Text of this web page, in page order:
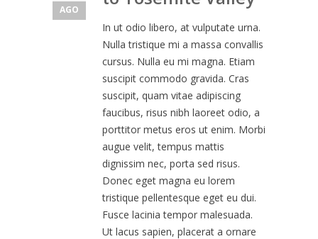
AGO
In ut odio libero, at vulputate urna.
Nulla tristique mi a massa convallis
cursus. Nulla eu mi magna. Etiam
suscipit commodo gravida. Cras
suscipit, quam vitae adipiscing
faucibus, risus nibh laoreet odio, a
porttitor metus eros ut enim. Morbi
augue velit, tempus mattis
dignissim nec, porta sed risus.
Donec eget magna eu lorem
tristique pellentesque eget eu dui.
Fusce lacinia tempor malesuada.
Ut lacus sapien, placerat a ornare